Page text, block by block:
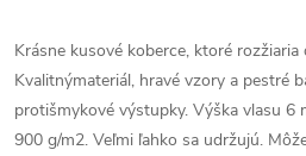
Krásne kusové koberce, ktoré
Kvalitnýmateriál, hravé vzory a pestré
protišmykové výstupky. Výška vlasu
900 g/m2. Veľmi ľahko sa udržujú.